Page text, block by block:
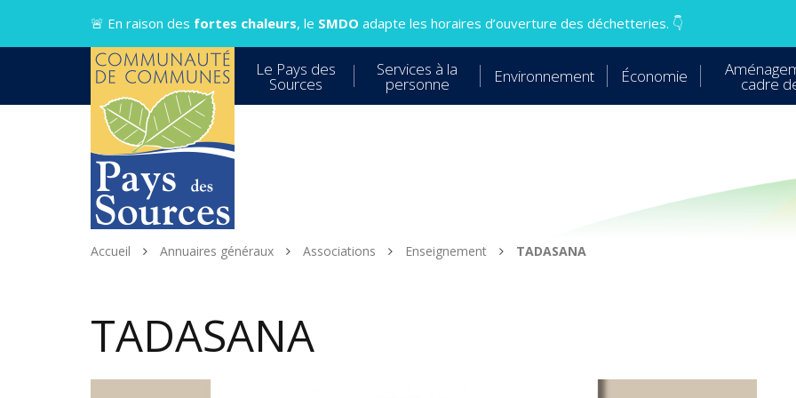
🚨 En raison des fortes chaleurs, le SMDO adapte les horaires d’ouverture des déchetteries. 👇
Le Pays des
Sources
Services à la
personne Environnement Économie cadre
Accueil Annuaires généraux Associations Enseignement TADASANA
TADASANA